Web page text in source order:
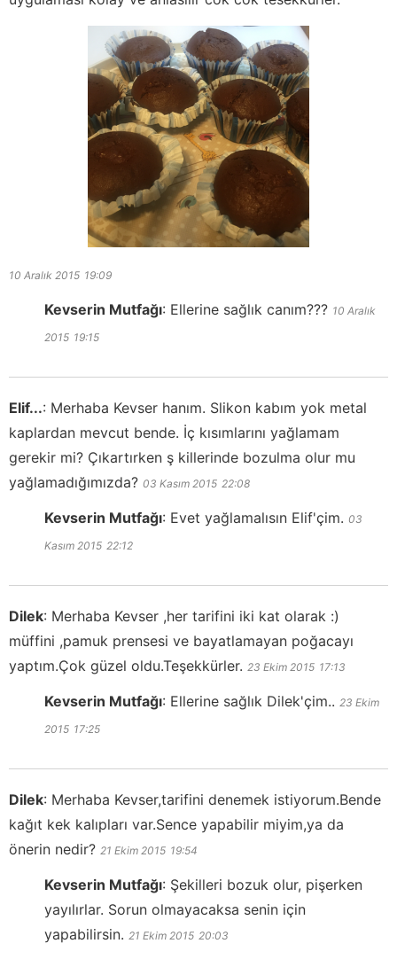
10 Aralık 2015 19:09
Kevserin Mutfağı: Ellerine sağlık canım??? 10 Aralık
2015 19:15
Elif...: Merhaba Kevser hanım. Slikon kabım yok metal
kaplardan mevcut bende. İç kısımlarını yağlamam
gerekir mi? Çıkartırken ş killerinde bozulma olur mu
yağlamadığımızda? 03 Kasım 2015 22:08
Kevserin Mutfağı: Evet yağlamalısın Elif'çim. 03
Kasım 2015 22:12
Dilek: Merhaba Kevser ,her tarifini iki kat olarak :)
müffini ,pamuk prensesi ve bayatlamayan poğacayı
yaptım.Çok güzel oldu.Teşekkürler. 23 Ekim 2015 17:13
Kevserin Mutfağı: Ellerine sağlık Dilek'çim.. 23 Ekim
2015 17:25
Dilek: Merhaba Kevser,tarifini denemek istiyorum.Bende
kağıt kek kalıpları var.Sence yapabilir miyim,ya da
önerin nedir? 21 Ekim 2015 19:54
Kevserin Mutfağı: Şekilleri bozuk olur, pişerken
yayılırlar. Sorun olmayacaksa senin için
yapabilirsin. 21 Ekim 2015 20:03